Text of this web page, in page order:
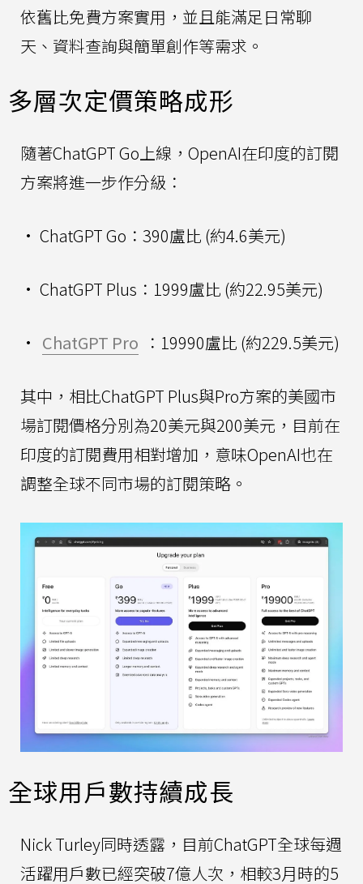
依舊比免費方案實用，並且能滿足日常聊
天、資料查詢與簡單創作等需求。
多層次定價策略成形
隨著ChatGPT Go上線，OpenAI在印度的訂閱
方案將進一步作分級：
• ChatGPT Go：390盧比 (約4.6美元)
• ChatGPT Plus：1999盧比 (約22.95美元)
• ChatGPT Pro ：19990盧比 (約229.5美元)
其中，相比ChatGPT Plus與Pro方案的美國市
場訂閱價格分別為20美元與200美元，目前在
印度的訂閱費用相對增加，意味OpenAI也在
調整全球不同市場的訂閱策略。
全球用戶數持續成長
Nick Turley同時透露，目前ChatGPT全球每週
活躍用戶數已經突破7億人次，相較3月時的5